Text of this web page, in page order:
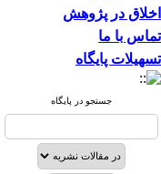
اخلاق در پژوهش
تماس با ما
تسهیلات پایگاه
جستجو در پایگاه